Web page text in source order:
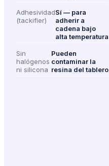
Adhesividad
(tackifier)
Sí — para
adherir a
cadena bajo
alta temperatura
Sin
halógenos
ni silicona
Pueden
contaminar la
resina del tablero